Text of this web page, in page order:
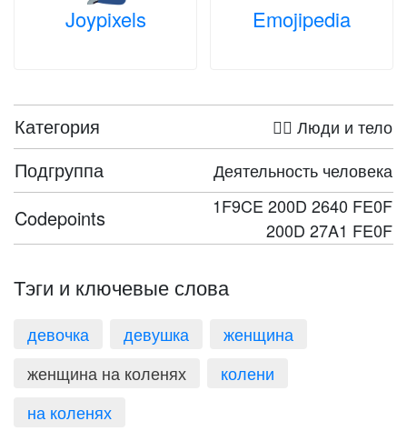
Joypixels Emojipedia
Категория 🤦‍♀️ Люди и тело
Подгруппа Деятельность человека
Codepoints
1F9CE 200D 2640 FE0F
200D 27A1 FE0F
Тэги и ключевые слова
девочка девушка
женщина
женщина на коленях
колени
на коленях